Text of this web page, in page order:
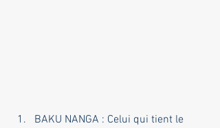
BAKU NANGA : Celui qui tient le